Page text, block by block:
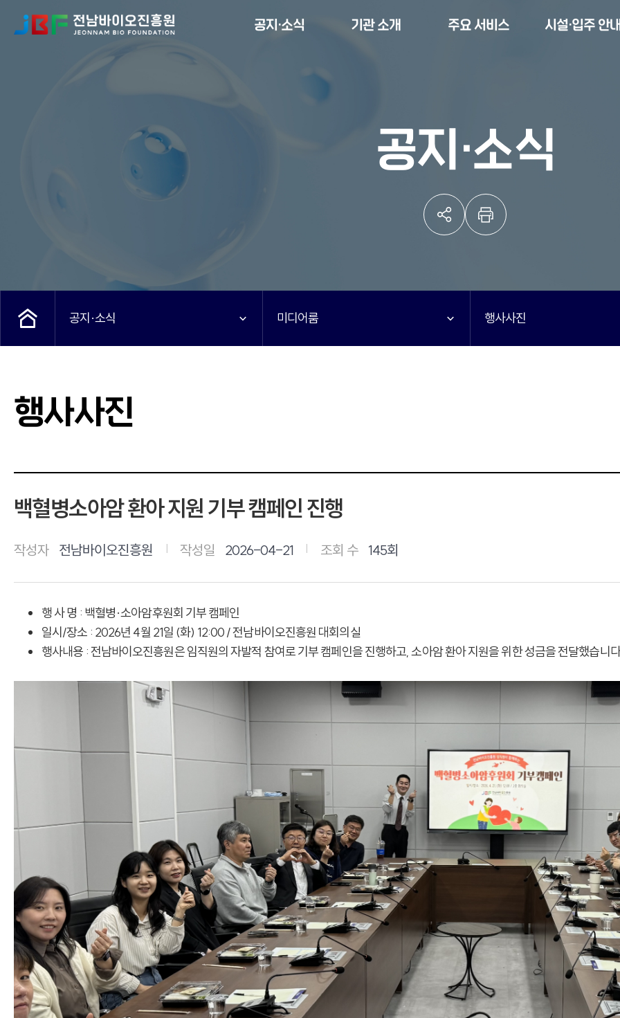
공지·소식 기관 소개 주요 서비스 시설·입주 안
공지·소식
공지·소식 미디어룸 행사사진
행사사진
백혈병소아암 환아 지원 기부 캠페인 진행
작성자 전남바이오진흥원 작성일 2026-04-21 조회 수 145회
행 사 명 : 백혈병·소아암후원회 기부 캠페인
일시/장소 : 2026년 4월 21일 (화) 12:00 / 전남바이오진흥원 대회의실
행사내용 : 전남바이오진흥원은 임직원의 자발적 참여로 기부 캠페인을 진행하고, 소아암 환아 지원을 위한 성금을 전달했습니